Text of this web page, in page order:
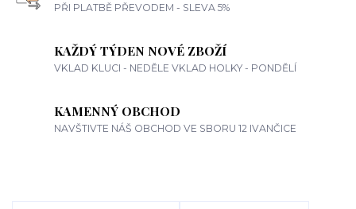
PŘI PLATBĚ PŘEVODEM - SLEVA 5%
KAŽDÝ TÝDEN NOVÉ ZBOŽÍ
VKLAD KLUCI - NEDĚLE VKLAD HOLKY - PONDĚLÍ
KAMENNÝ OBCHOD
NAVŠTIVTE NÁŠ OBCHOD VE SBORU 12 IVANČICE